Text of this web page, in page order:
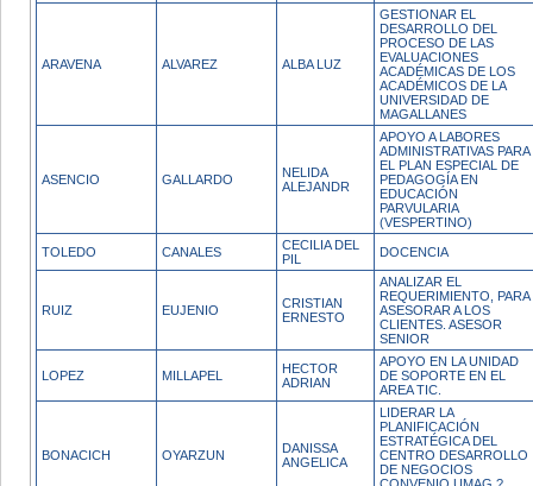
ARAVENA ALVAREZ ALBA LUZ
GESTIONAR EL
DESARROLLO DEL
PROCESO DE LAS
EVALUACIONES
ACADÉMICAS DE LOS
ACADÉMICOS DE LA
UNIVERSIDAD DE
MAGALLANES
ASENCIO GALLARDO
NELIDA
ALEJANDR
APOYO A LABORES
ADMINISTRATIVAS PARA
EL PLAN ESPECIAL DE
PEDAGOGÍA EN
EDUCACIÓN
PARVULARIA
(VESPERTINO)
TOLEDO CANALES
CECILIA DEL
PIL
DOCENCIA
RUIZ EUJENIO
CRISTIAN
ERNESTO
ANALIZAR EL
REQUERIMIENTO, PARA
ASESORAR A LOS
CLIENTES. ASESOR
SENIOR
LOPEZ MILLAPEL
HECTOR
ADRIAN
APOYO EN LA UNIDAD
DE SOPORTE EN EL
AREA TIC.
BONACICH OYARZUN
DANISSA
ANGELICA
LIDERAR LA
PLANIFICACIÓN
ESTRATÉGICA DEL
CENTRO DESARROLLO
DE NEGOCIOS